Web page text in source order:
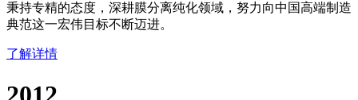
秉持专精的态度，深耕膜分离纯化领域，努力向中国高端制造
典范这一宏伟目标不断迈进。
了解详情
2012